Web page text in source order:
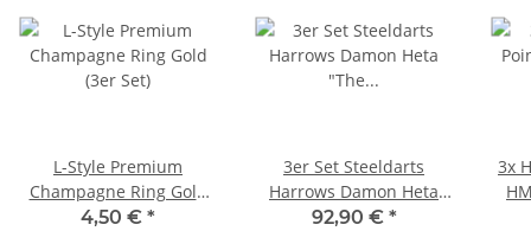
L-Style Premium
Champagne Ring Gold
(3er Set)
4,50 € *
3er Set Steeldarts
Harrows Damon Heta
"The Heat" Series 4 QPS
92,90 € *
3x